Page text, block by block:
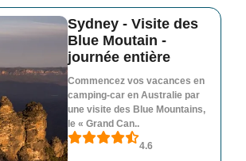
Sydney - Visite des
Blue Moutain -
journée entière
Commencez vos vacances en
camping-car en Australie par
une visite des Blue Mountains,
le « Grand Can..
4.6